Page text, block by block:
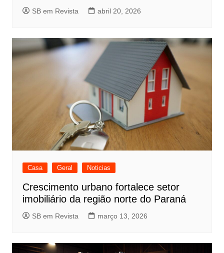
SB em Revista abril 20, 2026
Casa Geral Noticias
Crescimento urbano fortalece setor
imobiliário da região norte do Paraná
SB em Revista março 13, 2026